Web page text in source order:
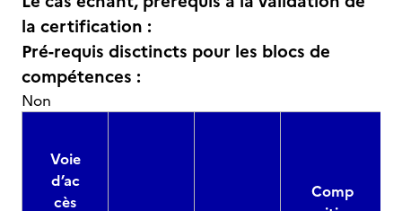
la certification :
Pré-requis disctincts pour les blocs de
compétences :
Non
Voie
d’ac
cès
Comp